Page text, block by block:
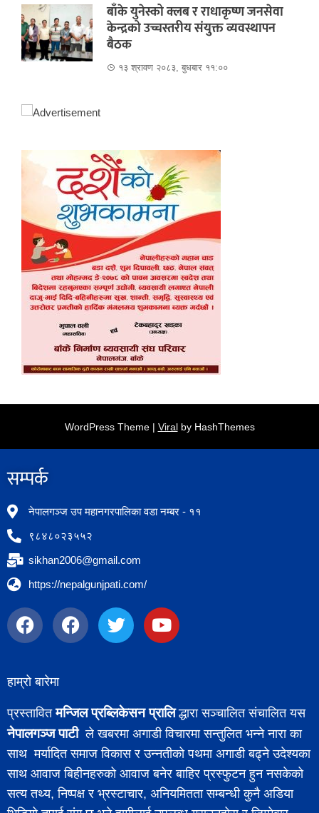
बाँके युनेस्को क्लब र राधाकृष्ण जनसेवा
केन्द्रको उच्चस्तरीय संयुक्त व्यवस्थापन
बैठक
१३ श्रावण २०८३, बुधबार ११:००
WordPress Theme | Viralby HashThemes
सम्पर्क​
नेपालगञ्ज उप महानगरपालिका वडा नम्बर - ११
९८४८०२३५५२
sikhan2006@gmail.com
https://nepalgunjpati.com/
हाम्रो बारेमा
प्रस्तावितमन्जिल प्रब्लिकेसन प्रालिद्धारा सञ्चालित संचालित यस
नेपालगञ्ज पाटीले खबरमा अगाडी विचारमा सन्तुलित भन्ने नारा का
साथ मर्यादित समाज विकास र उन्नतीको पथमा अगाडी बढ्ने उदेश्यका
साथ आवाज बिहीनहरुको आवाज बनेर बाहिर प्रस्फुटन हुन नसकेको
सत्य तथ्य, निष्पक्ष र भ्रस्टाचार, अनियमितता सम्बन्धी कुनै अडिया